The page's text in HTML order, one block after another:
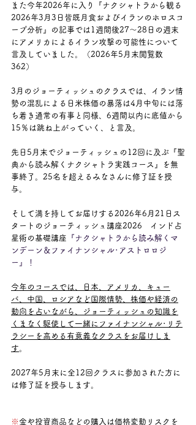
また今年2026年に入り『ナクシャトラから観る
2026年3月3日皆既月食およびイランのホロスコ
ープ分析』の記事では1週間後27～28日の週末
にアメリカによるイラン攻撃の可能性について
言及していました。（2026年5月末閲覧数
362）
3月のジョーティッシュのクラスでは、イラン情
勢の混乱による日米株価の暴落は4月中旬には落
ち着き通常の有事と同様、6週間以内に底値から
15％は跳ね上がっていく、と言及。
先日5月末でジョーティッシュの12回に及ぶ『聖
典から読み解くナクシャトラ実践コース』を無
事終了。25名を超えるみなさんに修了証を授
与。
そして満を持してお届けする2026年6月21日ス
タートの ジョーティッシュ講座2026　インド占
星術の基礎講座 『ナクシャトラから読み解くマ
ンデーン＆ファイナンシャル･アストロロジ
ー』！
今年のコースでは、日本、アメリカ、キュー
バ、中国、ロシアなど国際情勢、株価や経済の
動向を占いながら、ジョーティッシュの知識を
くまなく駆使して一緒にファイナンシャル･リテ
ラシーを高める有意義なクラスをお届けしま
す。
2027年5月末に全12回クラスに参加された方に
は修了証を授与します。
※ 金や投資商品などの購入は価格変動リスクを